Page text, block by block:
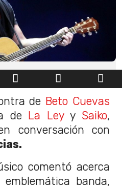
de Beto Cuevas
de La Leyy Saiko,
conversación con
comentó acerca
banda,